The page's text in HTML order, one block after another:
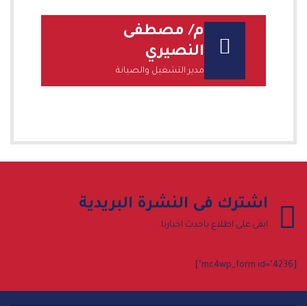
م/ مصطفى
النصيري
مدير التشغيل والصيانة
اشترك فى النشرة البريدية
ابقى على اطلاع باحدث اخبارنا.
[mc4wp_form id="4236"]